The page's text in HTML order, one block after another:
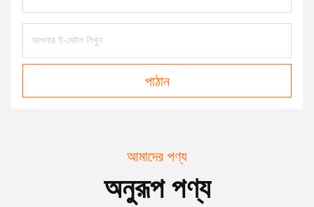
পাঠান
আমাদের পণ্য
অনুরূপ পণ্য